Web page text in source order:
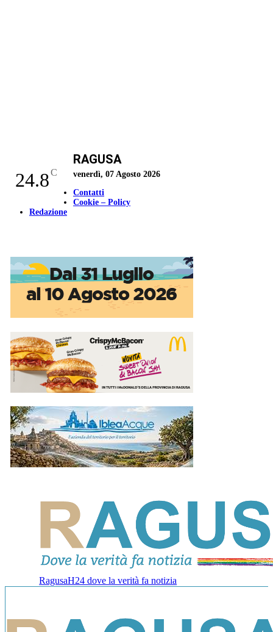
24.8C
RAGUSA
venerdì, 07 Agosto 2026
Contatti
Cookie – Policy
Redazione
RagusaH24 dove la verità fa notizia